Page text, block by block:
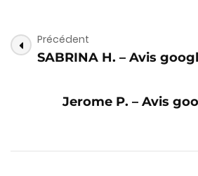
Post
Navigation
Précédent
SABRINA H. – Avis
Jerome P. – Avis